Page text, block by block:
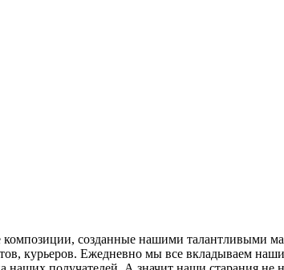
созданные нашими талантливыми
курьеров. Ежедневно мы все вкладываем